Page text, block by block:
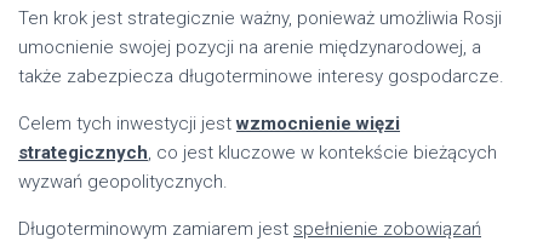
Ten krok jest strategicznie ważny, ponieważ umożliwia Rosji
umocnienie swojej pozycji na arenie międzynarodowej, a
także zabezpiecza długoterminowe interesy gospodarcze.
Celem tych inwestycji jestwzmocnienie więzi
strategicznych, co jest kluczowe w kontekście bieżących
wyzwań geopolitycznych.
Długoterminowym zamiarem jest spełnienie zobowiązań